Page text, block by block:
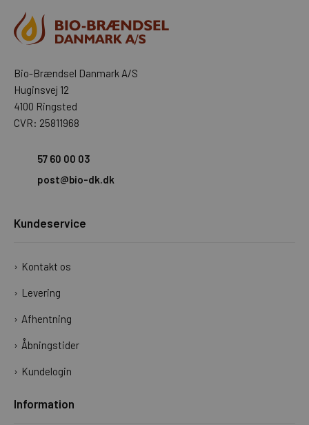
Bio-Brændsel Danmark A/S
Huginsvej 12
4100 Ringsted
CVR: 25811968
57 60 00 03
post@bio-dk.dk
Kundeservice
Kontakt os
Levering
Afhentning
Åbningstider
Kundelogin
Information